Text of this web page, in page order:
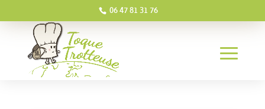
06 47 81 31 76